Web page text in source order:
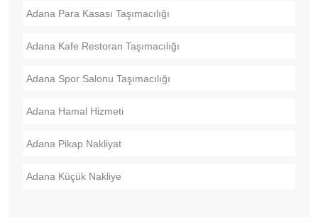
Adana Para Kasası Taşımacılığı
Adana Kafe Restoran Taşımacılığı
Adana Spor Salonu Taşımacılığı
Adana Hamal Hizmeti
Adana Pikap Nakliyat
Adana Küçük Nakliye